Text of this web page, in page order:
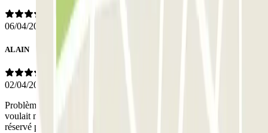
06/04/2026
ALAIN
02/04/2026
Problème avec mon ticket qui ne fonctionnais pas et donc le gardien
voulait me faire payer à nouveau le parking alors que je l’avais
réservé pour la journée